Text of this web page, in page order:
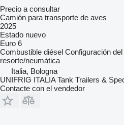
Precio a consultar
Camión para transporte de aves
2025
Estado nuevo
Euro 6
Combustible diésel Configuración del
resorte/neumática
Italia, Bologna
UNIFRIG ITALIA Tank Trailers &
Contacte con el vendedor